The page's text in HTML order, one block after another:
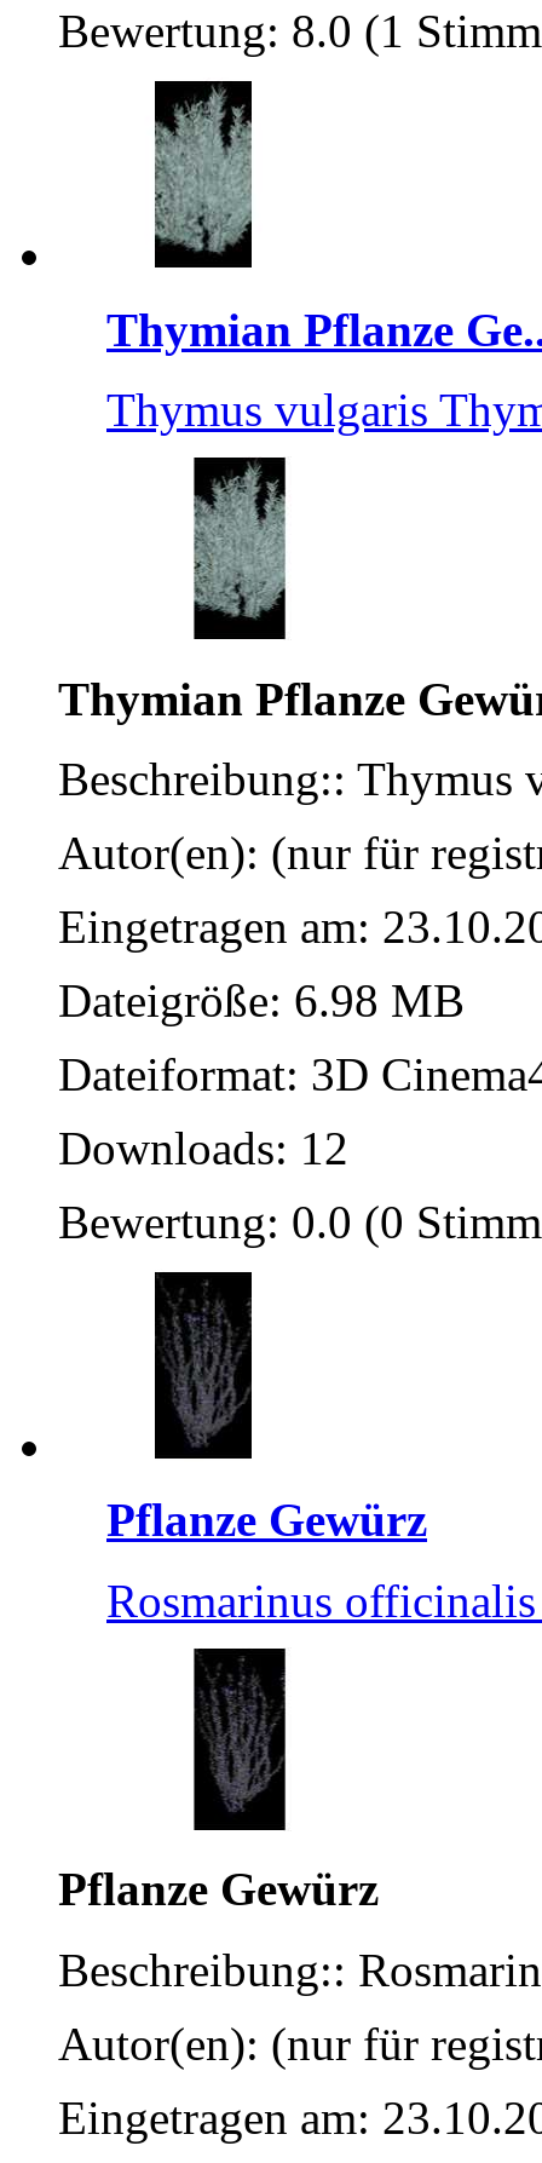
Bewertung: 8.0 (1
Thymian Pflanze
Thymus vulgaris
Thymian Pflanze
Beschreibung:: Thymus
Autor(en): (nur für
Eingetragen am:
Dateigröße: 6.98 MB
Dateiformat: 3D
Downloads: 12
Bewertung: 0.0 (0
Pflanze Gewürz
Rosmarinus
Pflanze Gewürz
Beschreibung::
Autor(en): (nur für
Eingetragen am: